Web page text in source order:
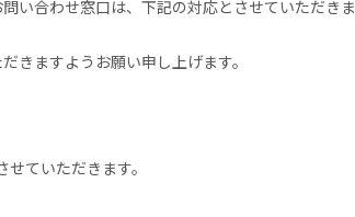
い合わせ窓口は、下記の対応とさせていただきま
きますようお願い申し上げます。
ていただきます。